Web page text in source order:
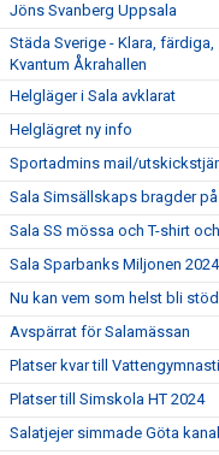
Jöns Svanberg Uppsala
Städa Sverige - Klara,
Kvantum Åkrahallen
Helgläger i Sala avklarat
Helglägret ny info
Sportadmins mail/
Sala Simsällskaps bragder
Sala SS mössa och T-shirt
Sala Sparbanks Miljonen 2024
Nu kan vem som helst bli
Avspärrat för Salamässan
Platser kvar till
Platser till Simskola HT 2024
Salatjejer simmade Göta